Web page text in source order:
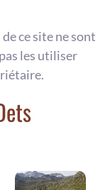
ce site ne sont
les utiliser